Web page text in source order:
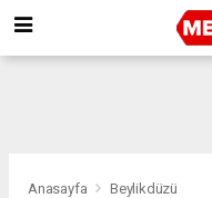
Anasayfa Beylikdüzü